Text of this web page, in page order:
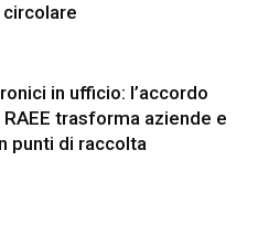
circolare
in ufficio: l’accordo
RAEE trasforma aziende e
punti di raccolta